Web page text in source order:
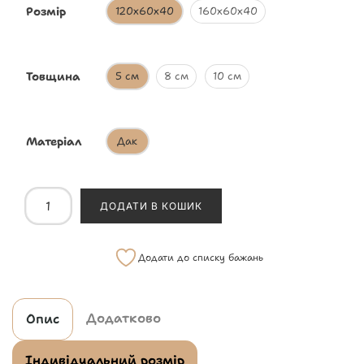
Розмір 120х60х40 160х60х40
Товщина 5 см 8 см 10 см
Матеріал Дак
ДОДАТИ В КОШИК
Додати до списку бажань
Опис Додатково